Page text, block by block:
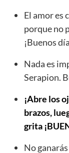
El amor es
porque no
¡Buenos
Nada es
Serapion.
¡Abre los
brazos,
grita
No